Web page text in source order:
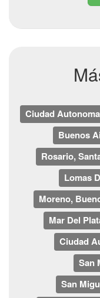
Ciudad
Buenos
Rosario,
Lomas
Moreno,
Mar Del
Ciudad
San
San